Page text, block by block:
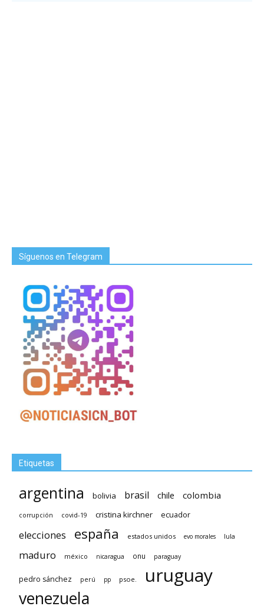
Síguenos en Telegram
Etiquetas
argentina bolivia brasil chile colombia
corrupción covid-19 cristina kirchner ecuador
elecciones españa estados unidos evo morales lula
maduro méxico nicaragua onu paraguay
pedro sánchez perú pp psoe. uruguay
venezuela